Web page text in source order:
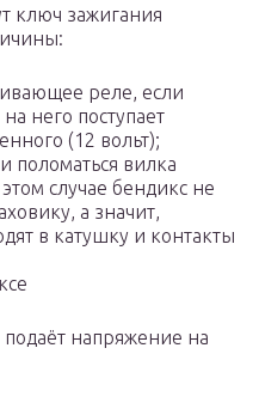
ключ зажигания
реле, если
него поступает
(12 вольт);
поломаться вилка
случае бендикс не
а значит,
в катушку и контакты
напряжение на